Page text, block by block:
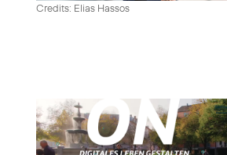
Credits: Elias Hassos